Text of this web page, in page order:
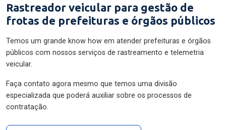
Rastreador veicular para gestão de
frotas de prefeituras e órgãos públicos
Temos um grande know how em atender prefeituras e órgãos
públicos com nossos serviços de rastreamento e telemetria
veicular.
Faça contato agora mesmo que temos uma divisão
especializada que poderá auxiliar sobre os processos de
contratação.